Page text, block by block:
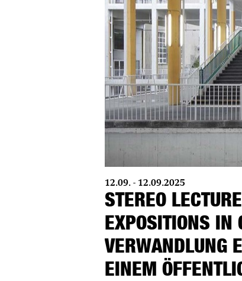
12.09. - 12.09.2025
STEREO
EXPOSITIONS IN
VERWANDLUNG
EINEM